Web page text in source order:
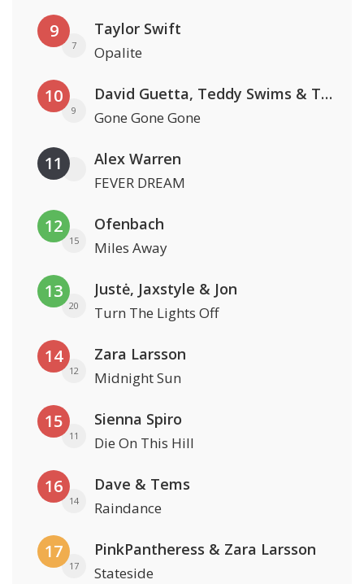
9
7
Taylor Swift
Opalite
10
9
David Guetta, Teddy Swims & Tones And I
Gone Gone Gone
11 Alex Warren
FEVER DREAM
12
15
Ofenbach
Miles Away
13
20
Justė, Jaxstyle & Jon
Turn The Lights Off
14
12
Zara Larsson
Midnight Sun
15
11
Sienna Spiro
Die On This Hill
16
14
Dave & Tems
Raindance
17
17
PinkPantheress & Zara Larsson
Stateside